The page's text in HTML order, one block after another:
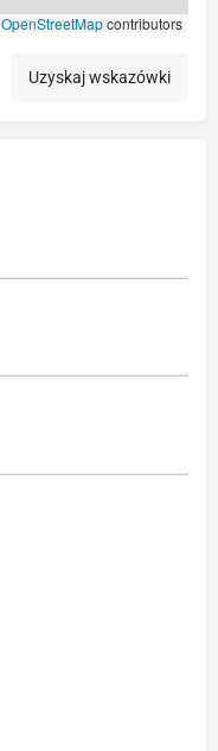
OpenStreetMapcontributors
Uzyskaj wskazówki